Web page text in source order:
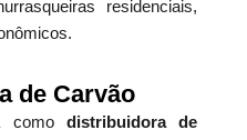
residenciais,
de Carvão
como distribuidora de